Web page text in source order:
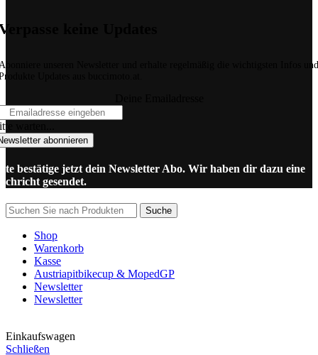
keine Updates
unseren Newsletter und erhalte regelmäßig die wichtigsten Infos und
Updates aus buccimoto.at.
warten...
abonnieren
bestätige jetzt dein Newsletter Abo. Wir haben dir dazu eine
gesendet.
Suche
Shop
Warenkorb
Kasse
Austriapitbikecup & MopedGP
Newsletter
Newsletter
Einkaufswagen
Schließen